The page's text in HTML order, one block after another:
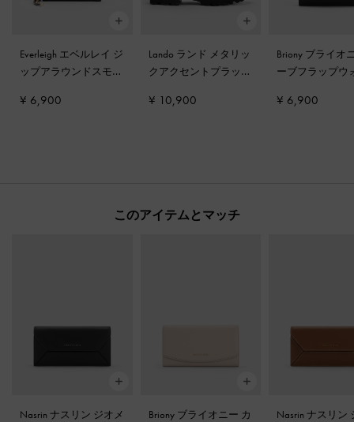
Everleigh エベルレイ ジ
ップアラウンドスモー
ク
¥ 6,900
Lando ランド メタリッ
クアクセントプラット
マルチ
¥ 10,900
Briony ブライオ
ーブフラップウ
¥ 6,900
このアイテムとマッチ
Nasrin ナスリン ジオメ
Briony ブライオニー カ
Nasrin ナスリン